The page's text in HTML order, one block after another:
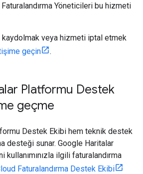
Faturalandırma Yöneticileri bu hizmeti
veya hizmeti iptal etmek
geçin .
Platformu Destek
geçme
Destek Ekibi hem teknik destek
desteği sunar. Google Haritalar
ilgili faturalandırma
Faturalandırma Destek Ekibi